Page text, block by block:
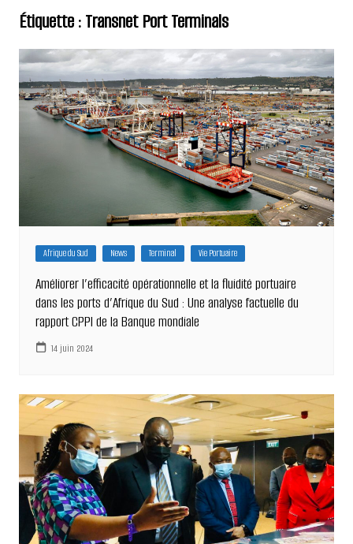
Étiquette :Transnet Port Terminals
Afrique du Sud News Terminal Vie Portuaire
Améliorer l’efficacité opérationnelle et la fluidité portuaire
dans les ports d’Afrique du Sud : Une analyse factuelle du
rapport CPPI de la Banque mondiale
14 juin 2024